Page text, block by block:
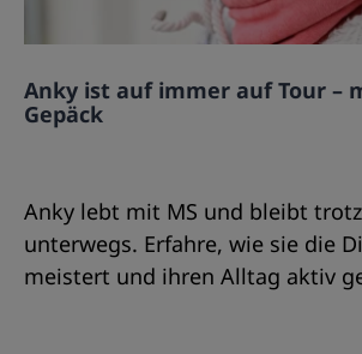
Anky ist auf immer auf Tour –
Gepäck
Anky lebt mit MS und bleibt
unterwegs. Erfahre, wie sie die
meistert und ihren Alltag aktiv